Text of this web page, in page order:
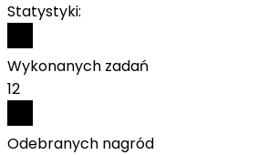
Statystyki:
Wykonanych zadań
12
Odebranych nagród